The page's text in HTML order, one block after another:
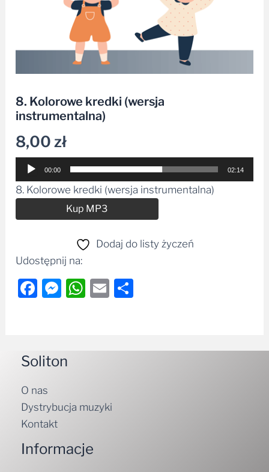
8. Kolorowe kredki (wersja
instrumentalna)
8,00zł
Odtwarzacz
plików
dźwiękowych
00:00 02:14
8. Kolorowe kredki (wersja instrumentalna)
Kup MP3
Dodaj do listy życzeń
Udostępnij na:
Facebook
Messenger
WhatsApp
Email
Soliton
O nas
Dystrybucja muzyki
Kontakt
Informacje